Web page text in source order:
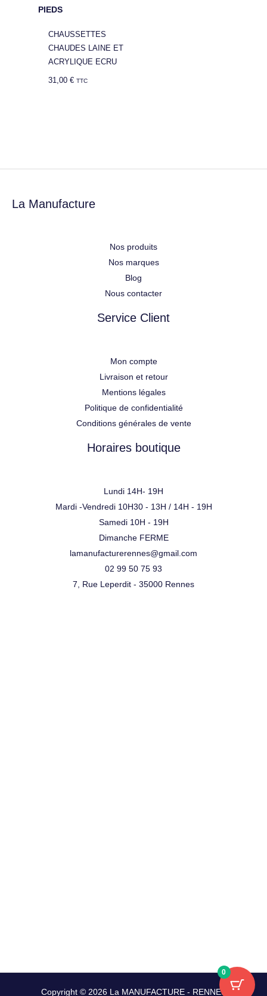
PIEDS
CHAUSSETTES
CHAUDES LAINE ET
ACRYLIQUE ECRU
31,00€ TTC
La Manufacture
Nos produits
Nos marques
Blog
Nous contacter
Service Client
Mon compte
Livraison et retour
Mentions légales
Politique de confidentialité
Conditions générales de vente
Horaires boutique
Lundi 14H- 19H
Mardi -Vendredi 10H30 - 13H / 14H - 19H
Samedi 10H - 19H
Dimanche FERME
lamanufacturerennes@gmail.com
02 99 50 75 93
7, Rue Leperdit - 35000 Rennes
Copyright © 2026 La MANUFACTURE - RENNES
0